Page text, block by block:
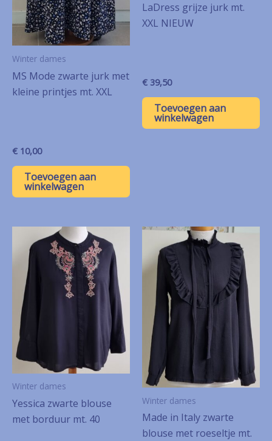
Winter dames
MS Mode zwarte jurk met
kleine printjes mt. XXL
€ 10,00
Toevoegen aan
winkelwagen
LaDress grijze jurk mt.
XXL NIEUW
€ 39,50
Toevoegen aan
winkelwagen
Winter dames
Yessica zwarte blouse
met borduur mt. 40
Winter dames
Made in Italy zwarte
blouse met roeseltje mt.